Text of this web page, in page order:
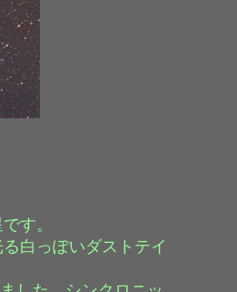
す。
白っぽいダストテイ